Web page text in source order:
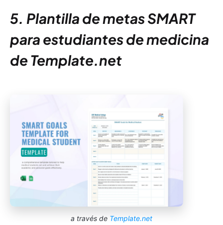
5. Plantilla de metas SMART
para estudiantes de medicina
de Template.net
a través de Template.net